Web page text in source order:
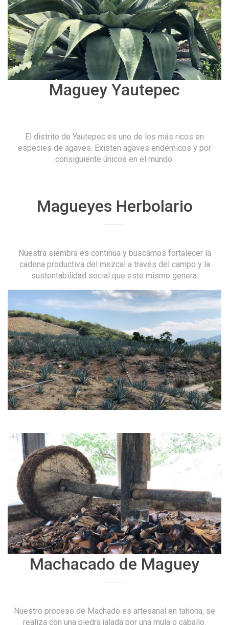
Maguey Yautepec
El distrito de Yautepec es uno de los más ricos en
especies de agaves. Existen agaves endémicos y por
consiguiente únicos en el mundo.
Magueyes Herbolario
Nuestra siembra es continua y buscamos fortalecer la
cadena productiva del mezcal a través del campo y la
sustentabilidad social que este mismo genera.
Machacado de Maguey
Nuestro proceso de Machado es artesanal en tahona, se
realiza con una piedra jalada por una mula o caballo.